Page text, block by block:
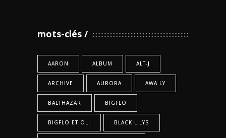
mots-clés
AARON ALBUM ALT-J
ARCHIVE AURORA AWA LY
BALTHAZAR BIGFLO
BIGFLO ET OLI BLACK LILYS